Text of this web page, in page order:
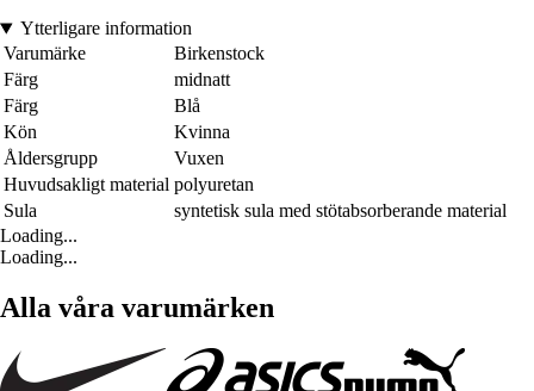
Ytterligare information
Varumärke
Birkenstock
Färg
midnatt
Färg
Blå
Kön
Kvinna
Åldersgrupp
Vuxen
Huvudsakligt material polyuretan
Sula
syntetisk sula med stötabsorberande material
Loading...
Loading...
Alla våra varumärken